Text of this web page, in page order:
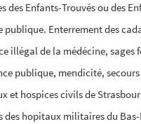
des Enfants-Trouvés ou des
publique. Enterrement des
illégal de la médécine, sages
publique, mendicité,
et hospices civils de
des hopitaux militaires du